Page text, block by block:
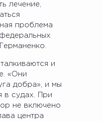
лечение,
проблема
и
«Они
добра», и мы
в судах. При
не включено
центра